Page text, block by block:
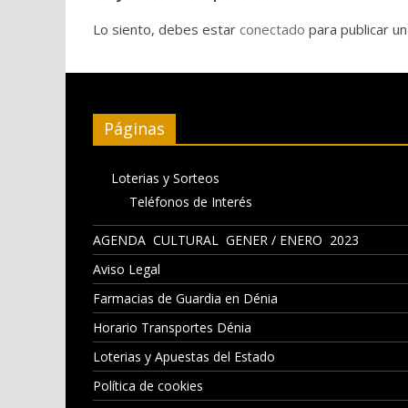
Lo siento, debes estar conectado para publicar
Páginas
Loterias y Sorteos
Teléfonos de Interés
AGENDA CULTURAL GENER / ENERO 2023
Aviso Legal
Farmacias de Guardia en Dénia
Horario Transportes Dénia
Loterias y Apuestas del Estado
Política de cookies